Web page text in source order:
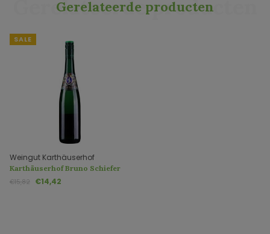
Gerelateerde producten
Gerelateerde producten
SALE
Weingut Karthäuserhof
Karthäuserhof Bruno Schiefer
Riesling trocken
€15,82 €14,42